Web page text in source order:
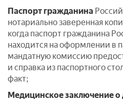
Паспорт гражданина
нотариально заверенная
когда паспорт гражданина
находится на оформлении в
мандатную комиссию
и справка из паспортного
факт;
Медицинское заключение о